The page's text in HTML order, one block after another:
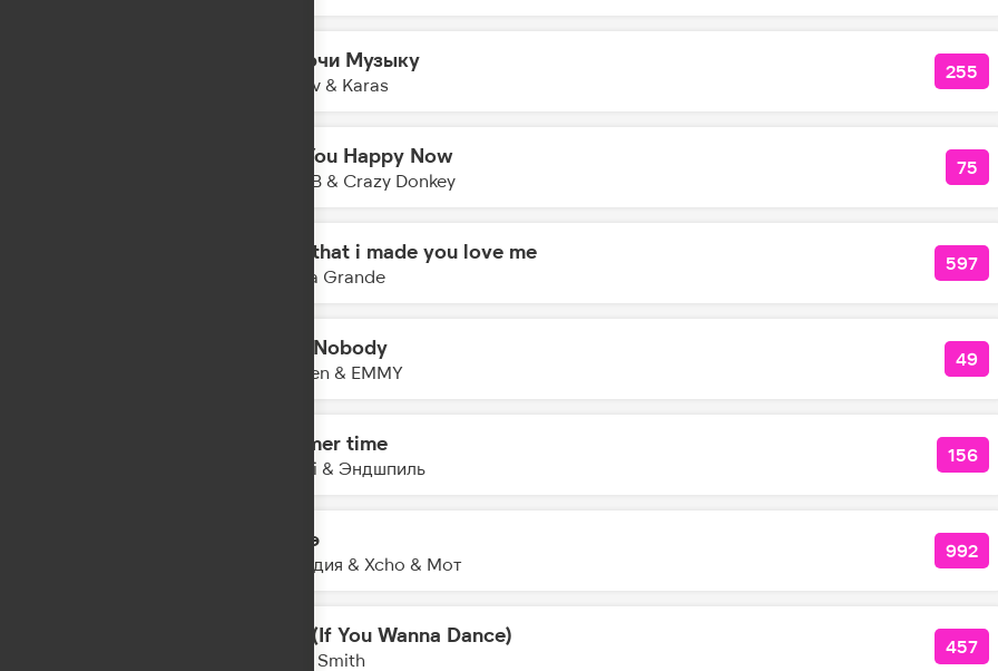
Включи Музыку
Filatov & Karas
255
Are You Happy Now
R3HAB & Crazy Donkey
75
hate that i made you love me
Ariana Grande
597
Ain't Nobody
Braaten & EMMY
49
Summer time
Miyagi & Эндшпиль
156
Шадэ
By Индия & Xcho & Мот
992
Stay (If You Wanna Dance)
Myles Smith
457